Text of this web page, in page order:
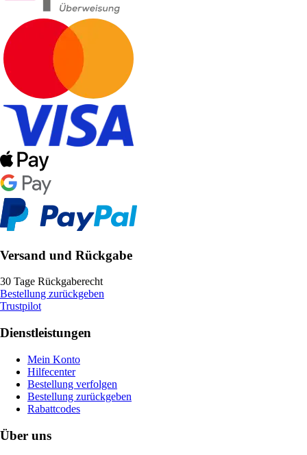
Versand und Rückgabe
30 Tage Rückgaberecht
Bestellung zurückgeben
Trustpilot
Dienstleistungen
Mein Konto
Hilfecenter
Bestellung verfolgen
Bestellung zurückgeben
Rabattcodes
Über uns